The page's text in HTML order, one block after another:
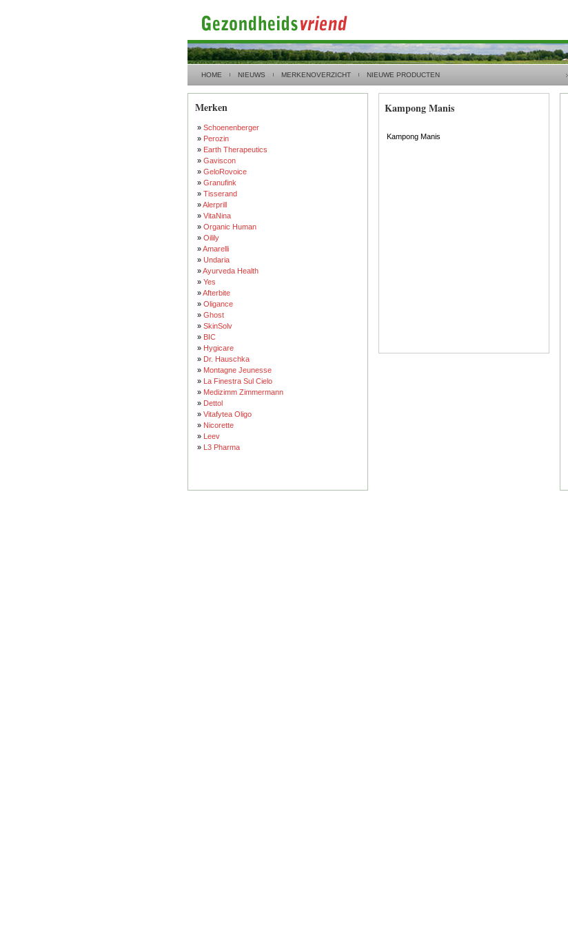
HOME NIEUWS MERKENOVERZICHT NIEUWE PRODUCTEN
Merken
» Schoenenberger
» Perozin
» Earth Therapeutics
» Gaviscon
» GeloRovoice
» Granufink
» Tisserand
»Alerprill
» VitaNina
» Organic Human
» Oilily
»Amarelli
» Undaria
»Ayurveda Health
» Yes
»Afterbite
» Oligance
» Ghost
» SkinSolv
» BIC
» Hygicare
» Dr. Hauschka
» Montagne Jeunesse
» La Finestra Sul Cielo
» Medizimm Zimmermann
» Dettol
» Vitafytea Oligo
» Nicorette
» Leev
» L3 Pharma
Kampong Manis
Kampong Manis